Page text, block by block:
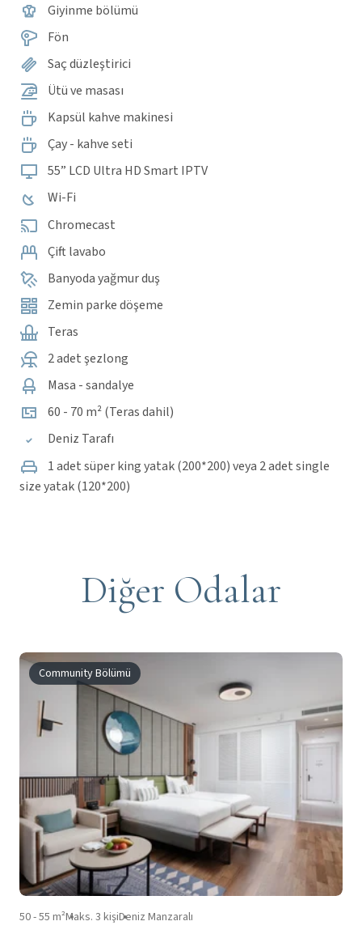
Giyinme bölümü
Fön
Saç düzleştirici
Ütü ve masası
Kapsül kahve makinesi
Çay - kahve seti
55” LCD Ultra HD Smart IPTV
Wi-Fi
Chromecast
Çift lavabo
Banyoda yağmur duş
Zemin parke döşeme
Teras
2 adet şezlong
Masa - sandalye
60 - 70 m² (Teras dahil)
Deniz Tarafı
1 adet süper king yatak (200*200) veya 2 adet single
size yatak (120*200)
Diğer Odalar
Community Bölümü
50 - 55 m²Maks. 3 kişiDeniz Manzaralı